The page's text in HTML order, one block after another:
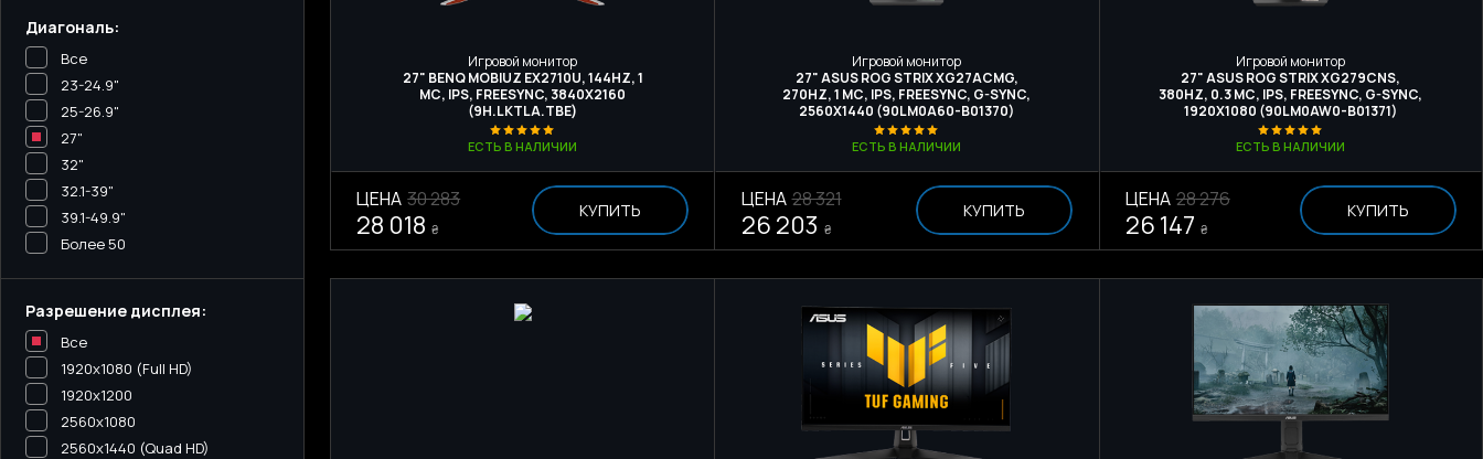
Диагональ:
Все
23-24.9"
25-26.9"
27"
32"
32.1-39"
39.1-49.9"
Более 50
Разрешение дисплея:
Все
1920x1080 (Full HD)
1920x1200
2560x1080
2560x1440 (Quad HD)
Игровой монитор
27" BENQ MOBIUZ EX2710U, 144HZ, 1
МС, IPS, FREESYNC, 3840Х2160
(9H.LKTLA.TBE)
ЕСТЬ В НАЛИЧИИ
ЦЕНА 30 283
28 018 ₴
КУПИТЬ
Игровой монитор
27" ASUS ROG STRIX XG27ACMG,
270HZ, 1 МС, IPS, FREESYNC, G-SYNC,
2560X1440 (90LM0A60-B01370)
ЕСТЬ В НАЛИЧИИ
ЦЕНА 28 321
26 203 ₴
КУПИТЬ
Игровой монитор
27" ASUS ROG STRIX XG279CNS,
380HZ, 0.3 МС, IPS, FREESYNC, G-SYNC,
1920X1080 (90LM0AW0-B01371)
ЕСТЬ В НАЛИЧИИ
ЦЕНА 28 276
26 147 ₴
КУПИТЬ